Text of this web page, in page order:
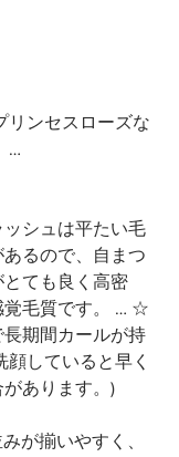
…
シュは平たい毛
るので、自まつ
ても良く高密
覚毛質です。 … ☆
期間カールが持
していると早く
あります。)
が揃いやすく、